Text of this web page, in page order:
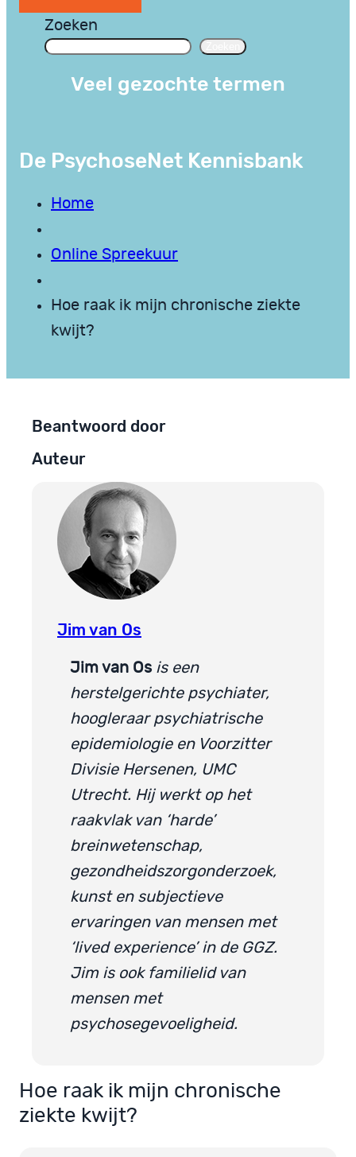
Zoeken
Veel gezochte termen
De PsychoseNet Kennisbank
Home
Online Spreekuur
Hoe raak ik mijn chronische ziekte
kwijt?
Beantwoord door
Auteur
Jim van Os
Jim van Os is een
herstelgerichte psychiater,
hoogleraar psychiatrische
epidemiologie en Voorzitter
Divisie Hersenen, UMC
Utrecht. Hij werkt op het
raakvlak van ‘harde’
breinwetenschap,
gezondheidszorgonderzoek,
kunst en subjectieve
ervaringen van mensen met
‘lived experience’ in de GGZ.
Jim is ook familielid van
mensen met
psychosegevoeligheid.
Hoe raak ik mijn chronische
ziekte kwijt?